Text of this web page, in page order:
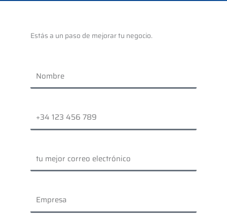
Estás a un paso de mejorar tu negocio.
Nombre
Teléfono
Correo
electrónico
Empresa